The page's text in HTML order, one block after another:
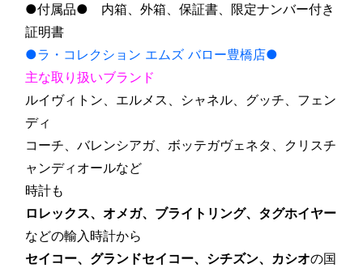
●付属品● 内箱、外箱、保証書、限定ナンバー付き
証明書
●ラ・コレクション エムズ バロー豊橋店●
主な取り扱いブランド
ルイヴィトン、エルメス、シャネル、グッチ、フェン
ディ
コーチ、バレンシアガ、ボッテガヴェネタ、クリスチ
ャンディオールなど
時計も
ロレックス、オメガ、ブライトリング、タグホイヤー
などの輸入時計から
セイコー、グランドセイコー、シチズン、カシオの国